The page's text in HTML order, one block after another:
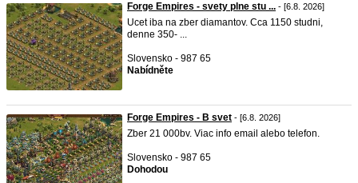
Forge Empires - svety plne stu ... - [6.8. 2026]
Ucet iba na zber diamantov. Cca 1150 studni,
denne 350- ...
Slovensko - 987 65
Nabídněte
Forge Empires - B svet - [6.8. 2026]
Zber 21 000bv. Viac info email alebo telefon.
Slovensko - 987 65
Dohodou